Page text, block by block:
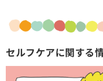
セルフケアに関する